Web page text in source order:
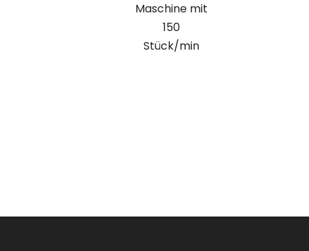
Maschine mit
150
Stück/min